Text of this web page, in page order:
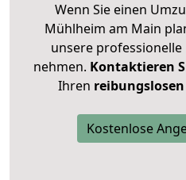
Wenn Sie einen
Mühlheim am Main
unsere
nehmen. Kontaktieren
Ihren
Kostenlose